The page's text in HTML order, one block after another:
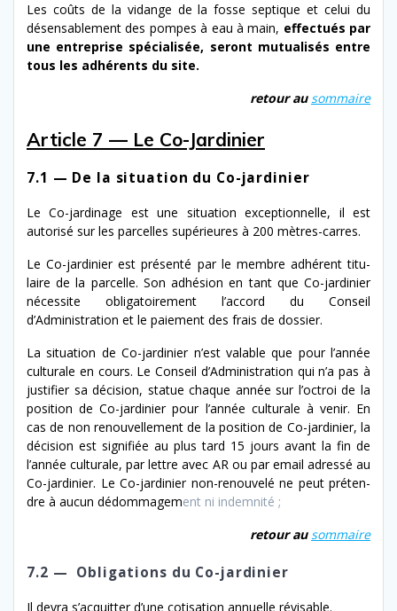
Les coûts de la vidan­ge de la fos­se sep­tique et celui du
désens­able­ment des pom­pes à eau à main, effec­tués par
une entre­prise spé­cial­isée, seront mutu­al­isés entre
tous les adhérents du site.
retour au som­maire
Article 7 — Le Co-Jardinier
7.1 — De la situation du Co-jardinier
Le Co-​jardinage est une sit­u­a­tion excep­tion­nelle, il est
autorisé sur les par­celles supérieures à 200 mètres-carres.
Le Co-​jardinier est présen­té par le mem­bre adhérent tit­u­
laire de la par­celle. Son adhé­sion en tant que Co-​jardinier
néces­site oblig­a­toire­ment l’ac­cord du Conseil
d’Administration et le paiement des frais de dossier.
La sit­u­a­tion de Co-​jardinier n’est val­able que pour l’an­née
cul­tur­ale en cours. Le Conseil d’Administration qui n’a pas à
jus­ti­fi­er sa déci­sion, stat­ue chaque année sur l’oc­troi de la
posi­tion de Co-​jardinier pour l’an­née cul­tur­ale à venir. En
cas de non renou­velle­ment de la posi­tion de Co-​jardinier, la
déci­sion est sig­nifiée au plus tard 15 jours avant la fin de
l’an­née cul­tur­ale, par let­tre avec AR ou par email adressé au
Co-​jardinier. Le Co-​jardinier non-​renouvelé ne peut pré­ten­
dre à aucun dédom­magement ni indemnité ;
retour au som­maire
7.2 — Obligations du Co-jardinier
Il devra s’ac­quit­ter d’une coti­sa­tion annuelle révisable.